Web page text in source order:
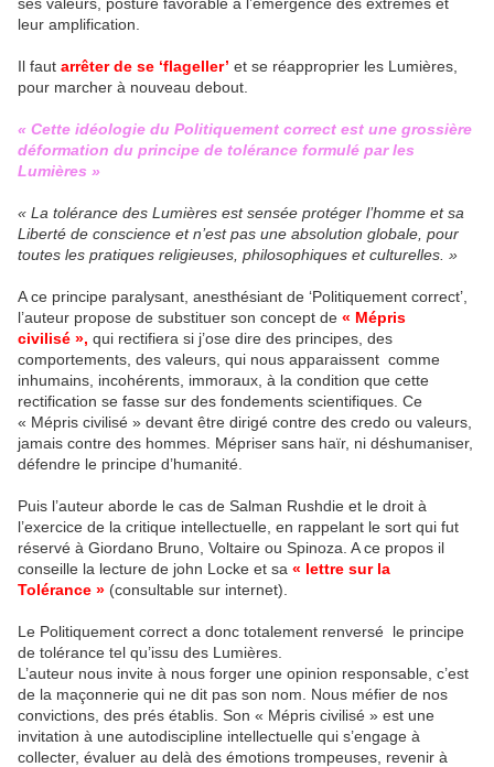
leur amplification.
Il faut arrêter de se ‘flageller’ et se réapproprier les Lumières,
pour marcher à nouveau debout.
« Cette idéologie du Politiquement correct est une grossière
déformation du principe de tolérance formulé par les
Lumières »
« La tolérance des Lumières est sensée protéger l’homme et sa
Liberté de conscience et n’est pas une absolution globale, pour
toutes les pratiques religieuses, philosophiques et culturelles. »
A ce principe paralysant, anesthésiant de ‘Politiquement correct’,
l’auteur propose de substituer son concept de « Mépris
civilisé », qui rectifiera si j’ose dire des principes, des
comportements, des valeurs, qui nous apparaissent comme
inhumains, incohérents, immoraux, à la condition que cette
rectification se fasse sur des fondements scientifiques. Ce
« Mépris civilisé » devant être dirigé contre des credo ou valeurs,
jamais contre des hommes. Mépriser sans haïr, ni déshumaniser,
défendre le principe d’humanité.
Puis l’auteur aborde le cas de Salman Rushdie et le droit à
l’exercice de la critique intellectuelle, en rappelant le sort qui fut
réservé à Giordano Bruno, Voltaire ou Spinoza. A ce propos il
conseille la lecture de john Locke et sa « lettre sur la
Tolérance » (consultable sur internet).
Le Politiquement correct a donc totalement renversé le principe
de tolérance tel qu’issu des Lumières.
L’auteur nous invite à nous forger une opinion responsable, c’est
de la maçonnerie qui ne dit pas son nom. Nous méfier de nos
convictions, des prés établis. Son « Mépris civilisé » est une
invitation à une autodiscipline intellectuelle qui s’engage à
collecter, évaluer au delà des émotions trompeuses, revenir à